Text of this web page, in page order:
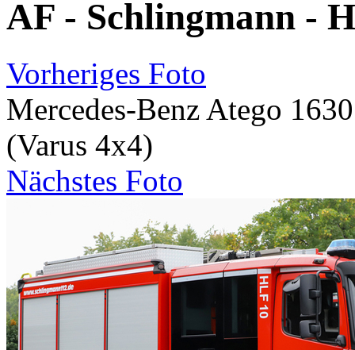
AF - Schlingmann -
Vorheriges Foto
Mercedes-Benz Atego
(Varus 4x4)
Nächstes Foto